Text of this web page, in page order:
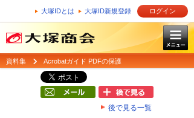
大塚IDとは 大塚ID新規登録 ログイン
資料集 Acrobatガイド PDFの保護
後で見る一覧